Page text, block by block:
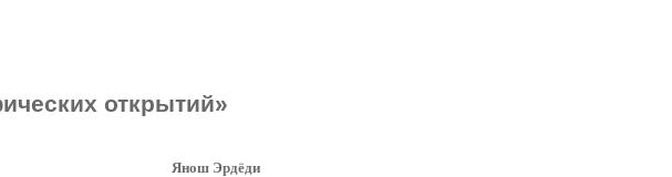
открытий»
Янош Эрдёди